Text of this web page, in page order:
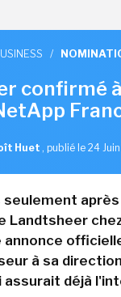
/
confirmé
Huet , publié le 24
seulement
Landtsheer
annonce
à sa
assurait déjà